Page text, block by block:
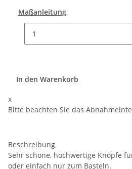
Maßanleitung
In den Warenkorb
x
Bitte beachten Sie das
Beschreibung
Sehr schöne, hochwertige Knöpfe
oder einfach nur zum Basteln.